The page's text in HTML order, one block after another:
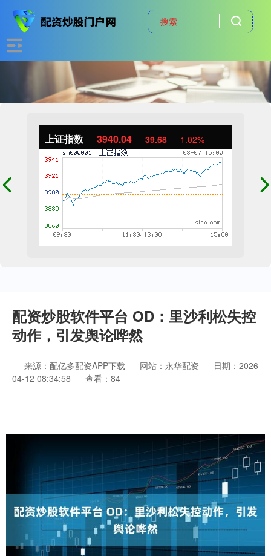
上证指数 3940.04 39.68 1.02%
配资炒股软件平台 OD：里沙利松失控
动作，引发舆论哗然
来源：配亿多配资APP下载 网站：永华配资
日期：2026-
04-12 08:34:58
查看：84